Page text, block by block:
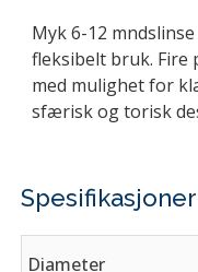
Myk 6-12
fleksibelt bruk. Fire
med mulighet for
sfærisk og torisk
Spesifikasjoner
Diameter